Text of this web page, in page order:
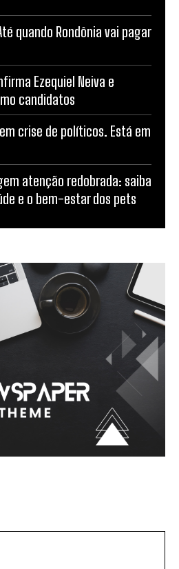
quando Rondônia vai pagar
Ezequiel Neiva e
candidatos
crise de políticos. Está em
atenção redobrada: saiba
e o bem-estar dos pets